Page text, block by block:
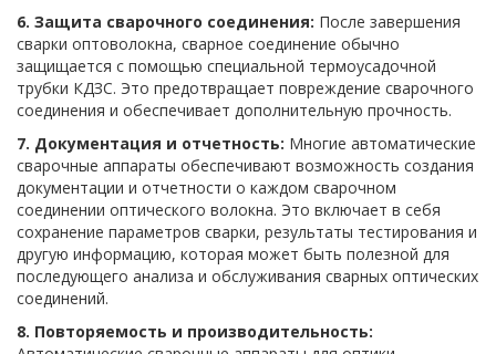
6. Защита сварочного соединения: После завершения
сварки оптоволокна, сварное соединение обычно
защищается с помощью специальной термоусадочной
трубки КДЗС. Это предотвращает повреждение сварочного
соединения и обеспечивает дополнительную прочность.
7. Документация и отчетность: Многие автоматические
сварочные аппараты обеспечивают возможность создания
документации и отчетности о каждом сварочном
соединении оптического волокна. Это включает в себя
сохранение параметров сварки, результаты тестирования и
другую информацию, которая может быть полезной для
последующего анализа и обслуживания сварных оптических
соединений.
8. Повторяемость и производительность: